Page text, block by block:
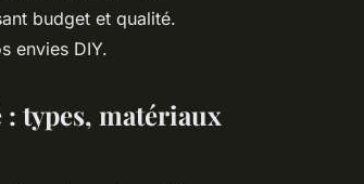
budget et qualité.
envies DIY.
types, matériaux